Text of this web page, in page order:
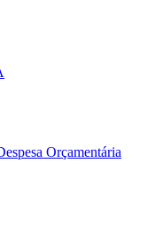
Orçamentária